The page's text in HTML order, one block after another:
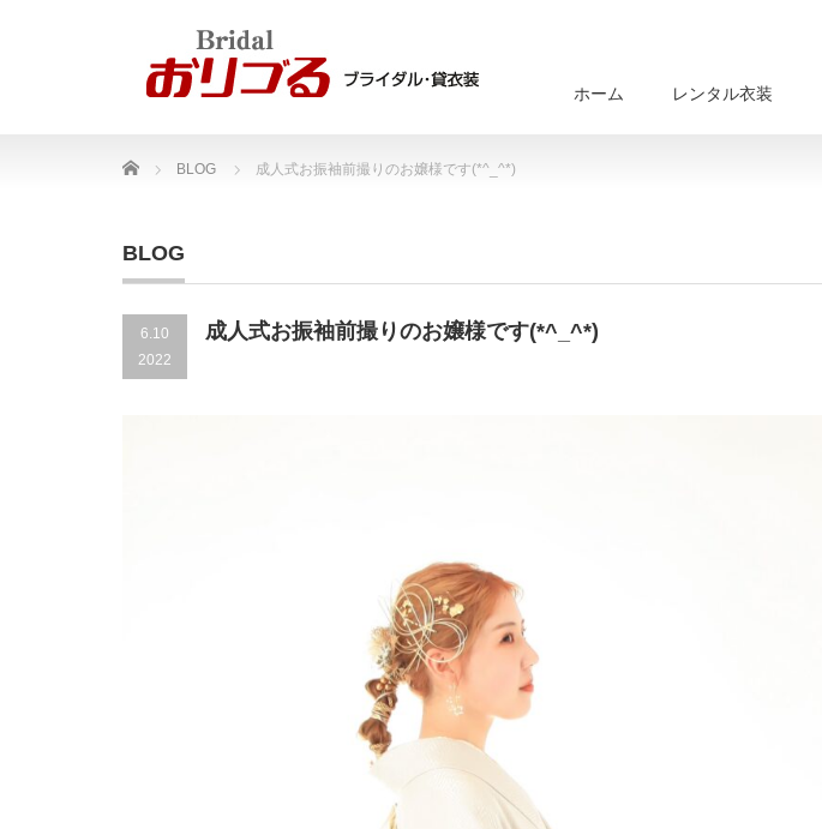
ホーム レンタル衣装
Home BLOG 成人式お振袖前撮りのお嬢様です(*^_^*)
BLOG
6.10
2022
成人式お振袖前撮りのお嬢様です(*^_^*)